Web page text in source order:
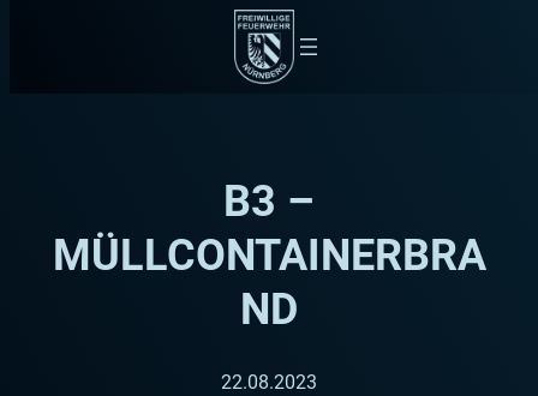
B3 –
MÜLLCONTAINERBRA
ND
22.08.2023